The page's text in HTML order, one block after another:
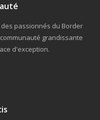
passionnés du Border
grandissante
d'exception.